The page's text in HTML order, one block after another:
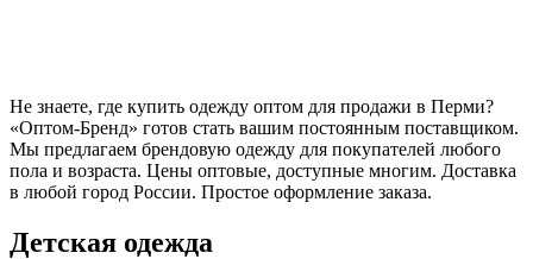
Не знаете, где купить одежду оптом для продажи в Перми?
«Оптом-Бренд» готов стать вашим постоянным поставщиком.
Мы предлагаем брендовую одежду для покупателей любого
пола и возраста. Цены оптовые, доступные многим. Доставка
в любой город России. Простое оформление заказа.
Детская одежда